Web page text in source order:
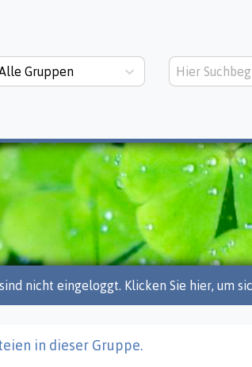
Gruppen
nicht eingeloggt. Klicken Sie hier, um
in dieser Gruppe.